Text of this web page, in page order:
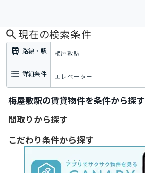
現在の検索条件
路線・駅 梅屋敷駅
詳細条件 エレベーター
梅屋敷駅の賃貸物件を条件から探す
間取りから探す
こだわり条件から探す